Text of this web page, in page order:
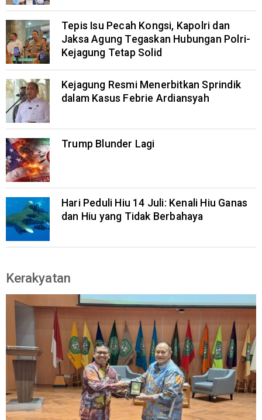
Tepis Isu Pecah Kongsi, Kapolri dan
Jaksa Agung Tegaskan Hubungan Polri-
Kejagung Tetap Solid
Kejagung Resmi Menerbitkan Sprindik
dalam Kasus Febrie Ardiansyah
Trump Blunder Lagi
Hari Peduli Hiu 14 Juli: Kenali Hiu Ganas
dan Hiu yang Tidak Berbahaya
Kerakyatan